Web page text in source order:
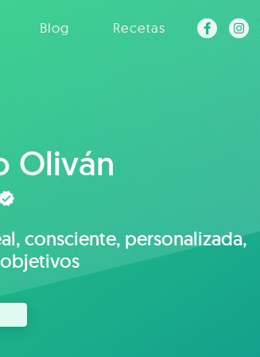
Blog Recetas
Oliván
consciente, personalizada,